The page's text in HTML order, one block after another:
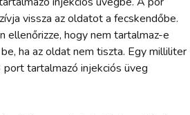
vissza az oldatot a fecskendőbe.
ellenőrizze, hogy nem tartalmaz-e
ha az oldat nem tiszta. Egy milliliter
tartalmazó injekciós üveg